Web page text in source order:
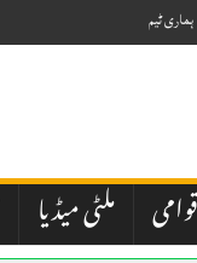
ہماری ٹیم
ملٹی میڈیا